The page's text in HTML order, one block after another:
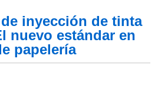
inyección de tinta
nuevo estándar en
papelería